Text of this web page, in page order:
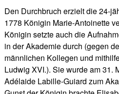
Den Durchbruch erzielt die 24-
1778 Königin Marie-Antoinette
Königin setzte auch die
in der Akademie durch (gegen
männlichen Kollegen und
Ludwig XVI.). Sie wurde am 31.
Adélaide Labille-Guiard zum